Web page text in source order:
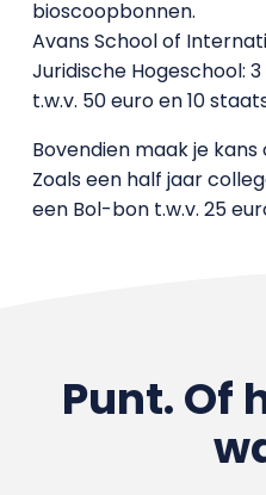
bioscoopbonnen.
Avans School of
Juridische Hogeschool:
t.w.v. 50 euro en 10
Bovendien maak je kans
Zoals een half jaar
een Bol-bon t.w.v. 25
Punt. Of